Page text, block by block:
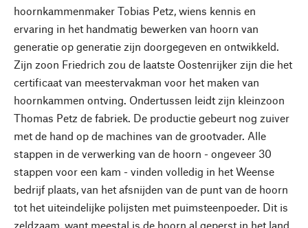
hoornkammenmaker Tobias Petz, wiens kennis en
ervaring in het handmatig bewerken van hoorn van
generatie op generatie zijn doorgegeven en ontwikkeld.
Zijn zoon Friedrich zou de laatste Oostenrijker zijn die het
certificaat van meestervakman voor het maken van
hoornkammen ontving. Ondertussen leidt zijn kleinzoon
Thomas Petz de fabriek. De productie gebeurt nog zuiver
met de hand op de machines van de grootvader. Alle
stappen in de verwerking van de hoorn - ongeveer 30
stappen voor een kam - vinden volledig in het Weense
bedrijf plaats, van het afsnijden van de punt van de hoorn
tot het uiteindelijke polijsten met puimsteenpoeder. Dit is
zeldzaam, want meestal is de hoorn al geperst in het land